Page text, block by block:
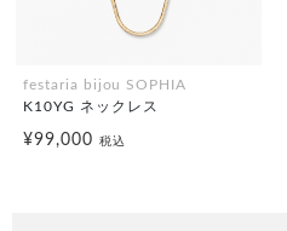
festaria bijou SOPHIA
K10YG ネックレス
¥99,000 税込